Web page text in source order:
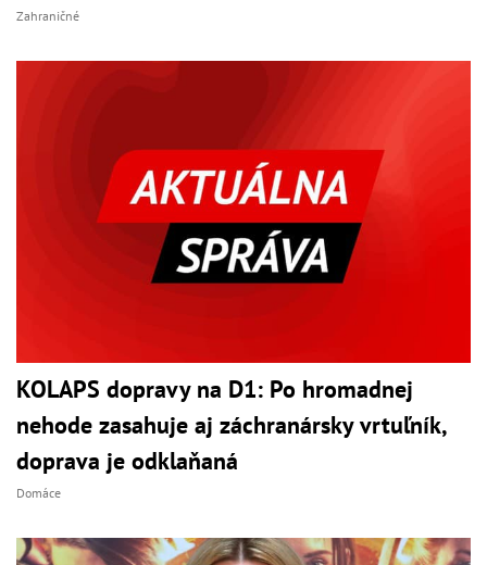
Zahraničné
KOLAPS dopravy na D1: Po hromadnej
nehode zasahuje aj záchranársky vrtuľník,
doprava je odklaňaná
Domáce